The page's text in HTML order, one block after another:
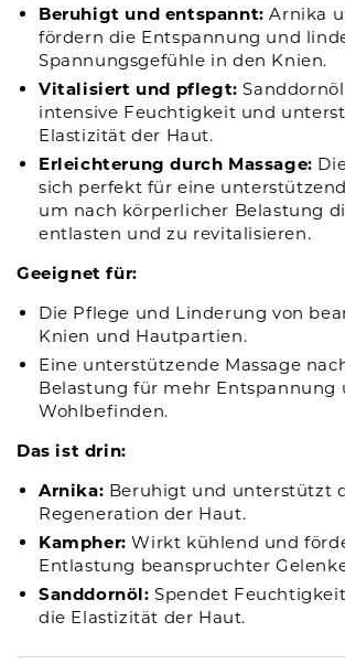
Beruhigt und entspannt: Arnika
fördern die Entspannung und
Spannungsgefühle in den Knien.
Vitalisiert und pflegt:
intensive Feuchtigkeit und
Elastizität der Haut.
Erleichterung durch Massage:
sich perfekt für eine
um nach körperlicher Belastung
entlasten und zu revitalisieren.
Geeignet für:
Die Pflege und Linderung von
Knien und Hautpartien.
Eine unterstützende Massage
Belastung für mehr Entspannung
Wohlbefinden.
Das ist drin:
Arnika: Beruhigt und unterstützt
Regeneration der Haut.
Kampher: Wirkt kühlend und
Entlastung beanspruchter
Sanddornöl: Spendet
die Elastizität der Haut.